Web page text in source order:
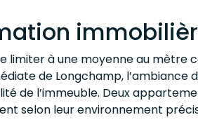
limiter à une moyenne au mètre
de Longchamp, l’ambiance
de l’immeuble. Deux
selon leur environnement